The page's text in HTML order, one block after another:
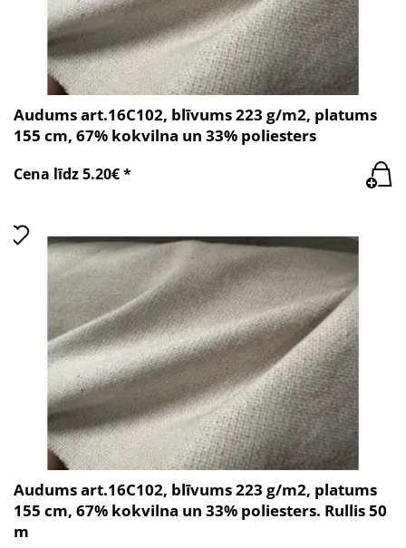
Audums art.16C102, blīvums 223 g/m2, platums
155 cm, 67% kokvilna un 33% poliesters
Cena līdz 5.20€ *
Audums art.16C102, blīvums 223 g/m2, platums
155 cm, 67% kokvilna un 33% poliesters. Rullis 50
m